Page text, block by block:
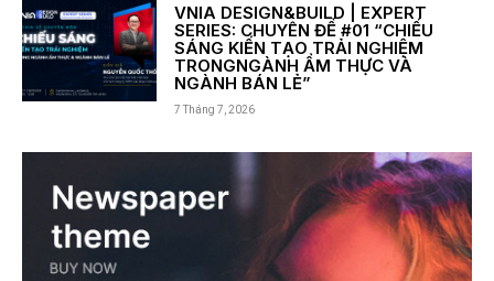
VNIA DESIGN&BUILD | EXPERT
SERIES: CHUYÊN ĐỀ #01 “CHIẾU
SÁNG KIẾN TẠO TRẢI NGHIỆM
TRONGNGÀNH ẨM THỰC VÀ
NGÀNH BÁN LẺ”
7 Tháng 7, 2026